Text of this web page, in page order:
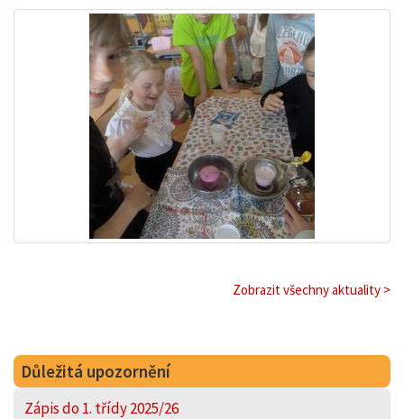
Zobrazit všechny aktuality >
Důležitá upozornění
Zápis do 1. třídy 2025/26